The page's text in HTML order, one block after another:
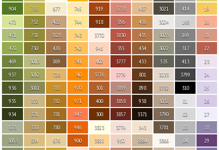
904
472
471
470
469
937
936
935
934
523
3053
733
732
731
730
3013
3012
3011
372
371
370
834
677
422
3828
420
869
728
783
782
781
780
676
745
744
743
742
741
740
970
971
947
946
900
919
918
3770
945
402
3776
301
400
300
3823
3855
3778
356
3830
355
3777
3779
3859
3858
3857
3774
950
437
436
435
434
433
801
898
938
3371
543
3864
3021
3024
3023
3022
535
3033
3782
3032
3790
3781
3866
414
168
169
317
413
3799
310
01
02
03
04
19
20
21
22
23
24
25
26
27
28
29